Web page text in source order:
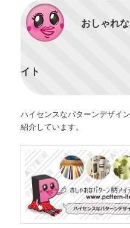
おしゃれ
イト
ハイセンスなパターンデザイ
紹介しています。